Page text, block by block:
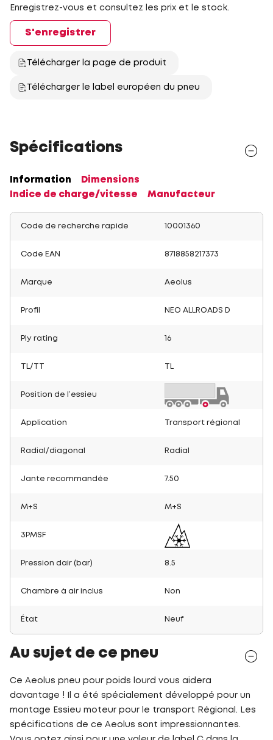
Enregistrez-vous et consultez les prix et le stock.
S'enregistrer
Télécharger la page de produit
Télécharger le label européen du pneu
Spécifications
Information
Dimensions
Indice de charge/vitesse
Manufacteur
Code de recherche rapide 10001360
Code EAN 8718858217373
Marque Aeolus
Profil NEO ALLROADS D
Ply rating 16
TL/TT
Position de l’essieu
Application Transport régional
Radial/diagonal Radial
Jante recommandée 7.50
M+S M+S
3PMSF
Pression dair (bar) 8.5
Chambre à air inclus Non
État Neuf
Au sujet de ce pneu
Ce Aeolus pneu pour poids lourd vous aidera
davantage ! Il a été spécialement développé pour un
montage Essieu moteur pour le transport Régional. Les
spécifications de ce Aeolus sont impressionnantes.